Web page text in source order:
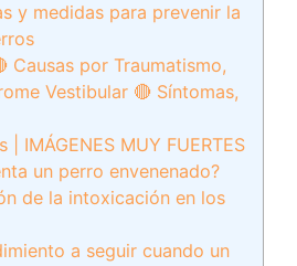
y medidas para prevenir la
Causas por Traumatismo,
Vestibular 🔴 Síntomas,
| IMÁGENES MUY FUERTES
un perro envenenado?
de la intoxicación en los
a seguir cuando un